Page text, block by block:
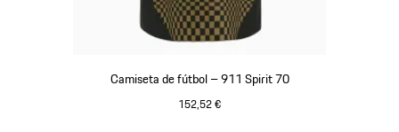
Camiseta de fútbol – 911 Spirit 70
152,52 €